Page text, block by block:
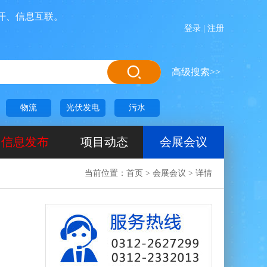
互联。
登录 注册
高级搜索>>
物流 光伏发电 污水
信息发布 项目动态 会展会议
当前位置： 首页 > 会展会议 > 详情